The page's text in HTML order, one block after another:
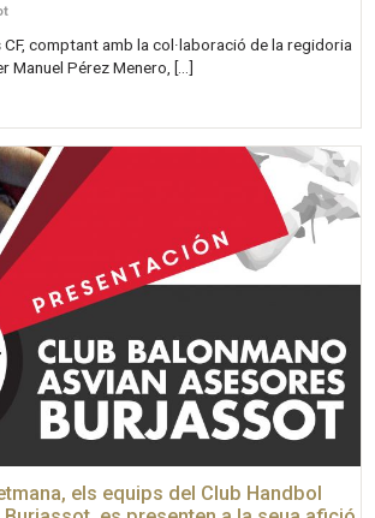
CF, comptant amb la col·laboració de la regidoria
Manuel Pérez Menero, […]
els equips del Club Handbol